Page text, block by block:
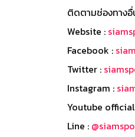
ติดตามช่องทาง
Website :
Facebook :
Twitter :
Instagram :
Youtube
Line :